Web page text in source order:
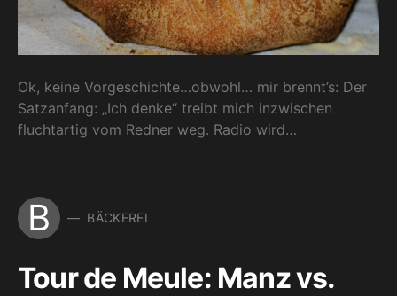
Ok, keine Vorgeschichte…obwohl… mir brennt’s: Der
Satzanfang: „Ich denke“ treibt mich inzwischen
fluchtartig vom Redner weg. Radio wird…
B BÄCKEREI
Tour de Meule: Manz vs.